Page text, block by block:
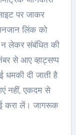
पर जाकर
लिंक को
लेकर संबंधित की
से आए व्हाट्सप्प
धमकी दी जाती है
नहीं, एकदम से
करा लें। जागरूक